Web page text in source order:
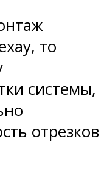
то
системы,
отрезков